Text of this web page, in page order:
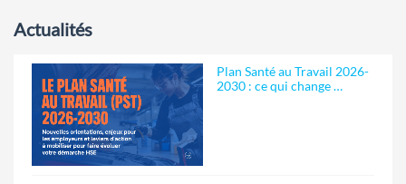
Actualités
Plan Santé au Travail 2026-
2030 : ce qui change …